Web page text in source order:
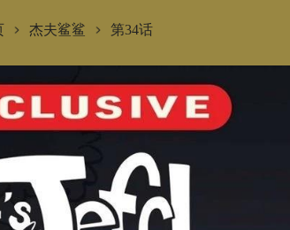
杰夫鲨鲨 第34话